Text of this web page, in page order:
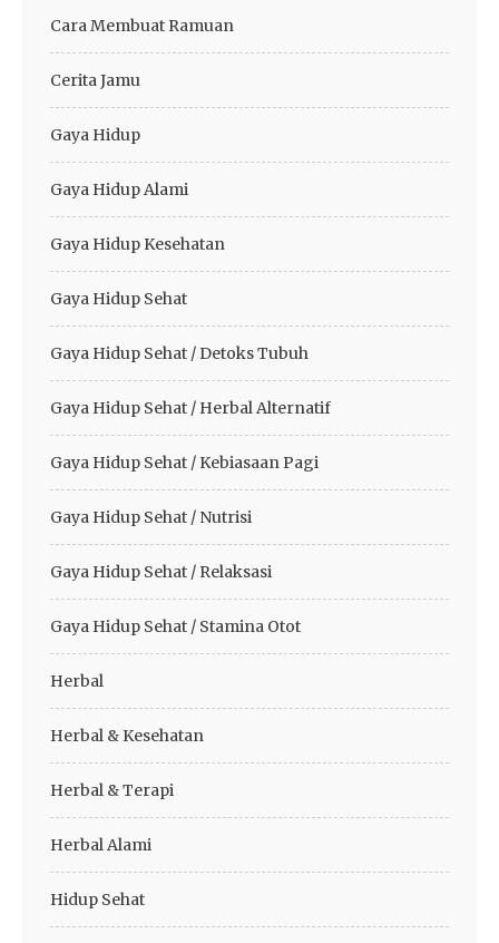
Cara Membuat Ramuan
Cerita Jamu
Gaya Hidup
Gaya Hidup Alami
Gaya Hidup Kesehatan
Gaya Hidup Sehat
Gaya Hidup Sehat / Detoks Tubuh
Gaya Hidup Sehat / Herbal Alternatif
Gaya Hidup Sehat / Kebiasaan Pagi
Gaya Hidup Sehat / Nutrisi
Gaya Hidup Sehat / Relaksasi
Gaya Hidup Sehat / Stamina Otot
Herbal
Herbal & Kesehatan
Herbal & Terapi
Herbal Alami
Hidup Sehat